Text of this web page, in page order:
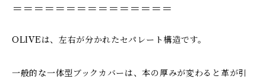
＝＝＝＝＝＝＝＝＝＝＝＝＝＝＝
OLIVEは、左右が分かれたセパレート構造です。
一般的な一体型ブックカバーは、本の厚みが変わると革が引